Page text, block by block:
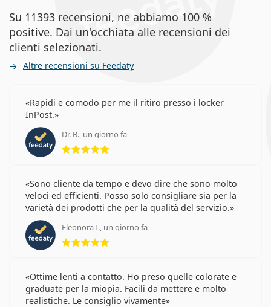
Su 11393 recensioni, ne abbiamo 100 %
positive. Dai un'occhiata alle recensioni dei
clienti selezionati.
Altre recensioni su Feedaty
Rapidi e comodo per me il ritiro presso i locker
InPost.
Dr. B., un giorno fa
Sono cliente da tempo e devo dire che sono molto
veloci ed efficienti. Posso solo consigliare sia per la
varietà dei prodotti che per la qualità del servizio.
Eleonora I., un giorno fa
valutazione 5 di 5
Ottime lenti a contatto. Ho preso quelle colorate e
graduate per la miopia. Facili da mettere e molto
realistiche. Le consiglio vivamente